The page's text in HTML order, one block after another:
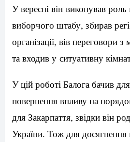
У вересні він виконував роль
виборчого штабу, збирав
організації, вів переговори з
та входив у ситуативну
У цій роботі Балога бачив
повернення впливу на
для Закарпаття, звідки він
України. Тож для досягнення